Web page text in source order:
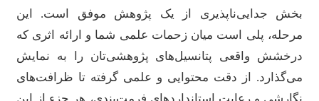
بخش جدایی‌ناپذیری از یک پژوهش موفق است. این
مرحله، پلی است میان زحمات علمی شما و ارائه اثری که
درخشش واقعی پتانسیل‌های پژوهشی‌تان را به نمایش
می‌گذارد. از دقت محتوایی و علمی گرفته تا ظرافت‌های